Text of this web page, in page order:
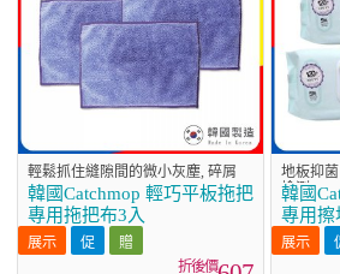
輕鬆抓住縫隙間的微小灰塵, 碎屑
韓國Catchmop 輕巧平板拖把
專用拖把布3入
地板抑
檢測
韓國
專用擦